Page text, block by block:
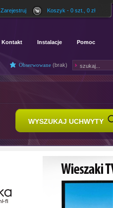
Zarejestruj Koszyk - 0 szt., 0 zł
Kontakt Instalacje Pomoc
Obserwowane (brak)
WYSZUKAJ UCHWYTY